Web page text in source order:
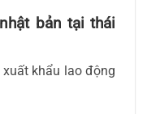
bản tại thái
khẩu lao động